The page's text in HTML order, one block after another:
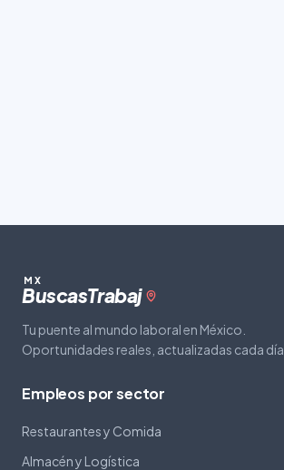
MX
BuscasTrabaj
Tu puente al mundo laboral en México.
Oportunidades reales, actualizadas cada día.
Empleos por sector
Restaurantes y Comida
Almacén y Logística